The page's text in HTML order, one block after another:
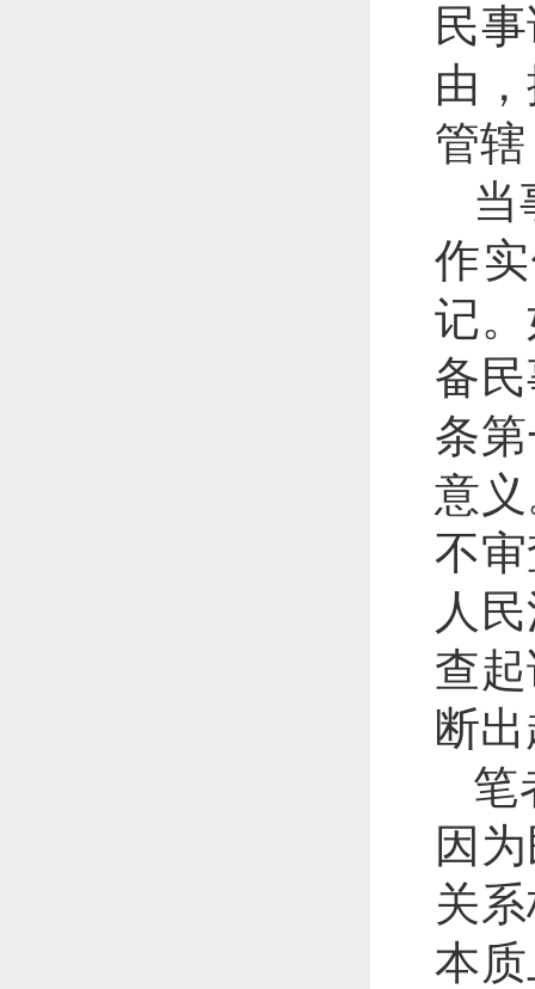
民
由
管
当
作
记
备
条
意
不
人
查
断
笔
因
关
本